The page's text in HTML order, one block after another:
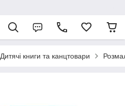
Дитячі книги та канцтовари